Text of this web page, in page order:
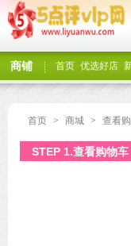
商铺 首页 优选好店
首页 > 商城 > 查看
STEP 1.查看购物车